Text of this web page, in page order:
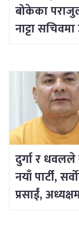
बोकेका
नाट्टा
दुर्गा र
नयाँ पार्टी,
प्रसाईं,